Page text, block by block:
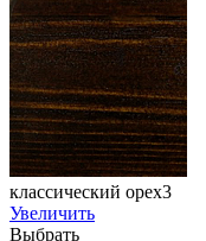
классический орех3
Увеличить
Выбрать